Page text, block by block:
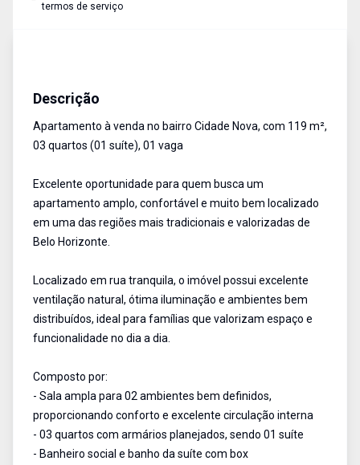
termos de serviço
Descrição
Apartamento à venda no bairro Cidade Nova, com 119 m²,
03 quartos (01 suíte), 01 vaga
Excelente oportunidade para quem busca um
apartamento amplo, confortável e muito bem localizado
em uma das regiões mais tradicionais e valorizadas de
Belo Horizonte.
Localizado em rua tranquila, o imóvel possui excelente
ventilação natural, ótima iluminação e ambientes bem
distribuídos, ideal para famílias que valorizam espaço e
funcionalidade no dia a dia.
Composto por:
- Sala ampla para 02 ambientes bem definidos,
proporcionando conforto e excelente circulação interna
- 03 quartos com armários planejados, sendo 01 suíte
- Banheiro social e banho da suíte com box